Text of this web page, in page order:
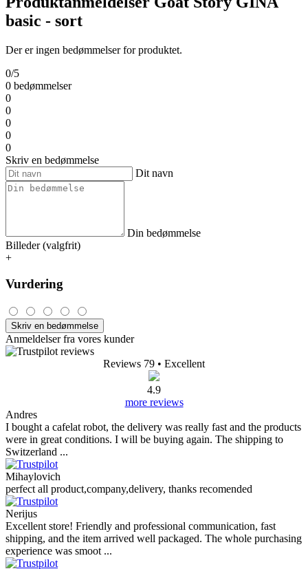
basic - sort
Der er ingen bedømmelser for produktet.
0/5
0 bedømmelser
0
0
0
0
0
Skriv en bedømmelse
Dit navn
Din bedømmelse
Billeder (valgfrit)
+
Vurdering
Skriv en bedømmelse
Anmeldelser fra vores kunder
Reviews 79 • Excellent
4.9
more reviews
Andres
I bought a cafelat robot, the delivery was really fast and the products
were in great conditions. I will be buying again. The shipping to
Switzerland ...
Mihaylovich
perfect all product,company,delivery, thanks recomended
Nerijus
Excellent store! Friendly and professional communication, fast
shipping, and the item arrived well packaged. The whole purchasing
experience was smoot ...